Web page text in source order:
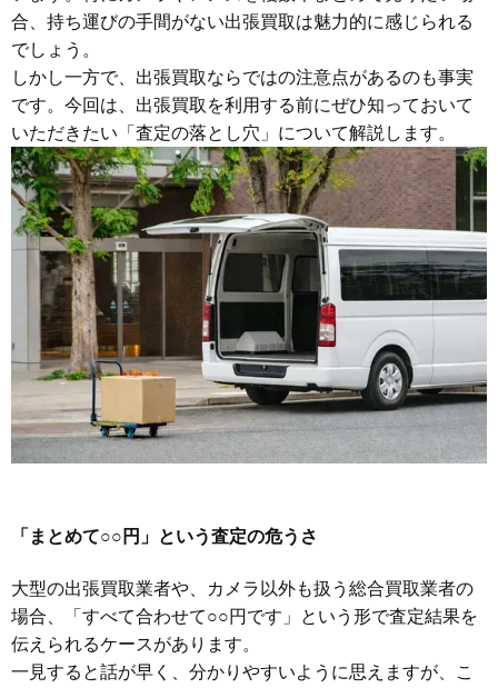
合、持ち運びの手間がない出張買取は魅力的に感じられる
でしょう。
しかし一方で、出張買取ならではの注意点があるのも事実
です。今回は、出張買取を利用する前にぜひ知っておいて
いただきたい「査定の落とし穴」について解説します。
「まとめて○○円」という査定の危うさ
大型の出張買取業者や、カメラ以外も扱う総合買取業者の
場合、「すべて合わせて○○円です」という形で査定結果を
伝えられるケースがあります。
一見すると話が早く、分かりやすいように思えますが、こ